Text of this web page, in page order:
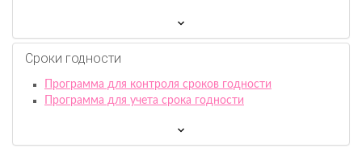
Сроки годности
Программа для контроля сроков годности
Программа для учета срока годности